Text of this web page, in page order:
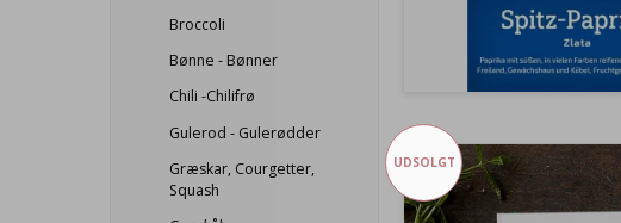
Broccoli
Bønne - Bønner
Chili -Chilifrø
Gulerod - Gulerødder
Græskar, Courgetter,
Squash
UDSOLGT